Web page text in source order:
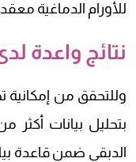
للأورام الدماغية
نتائج واعدة
وللتحقق من إمكانية